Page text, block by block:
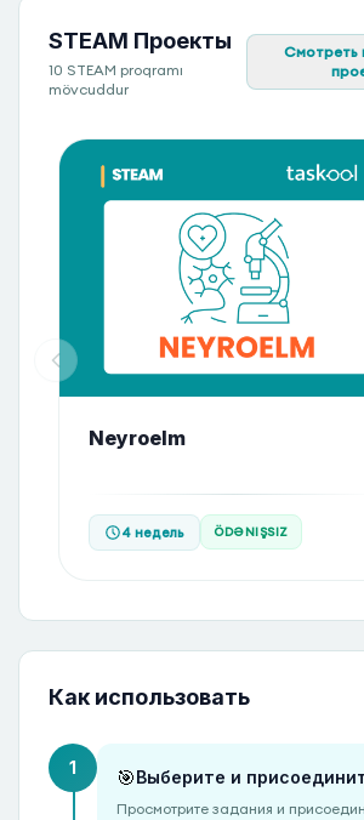
STEAM Проекты
10 STEAM proqramı
mövcuddur
Смотреть
Neyroelm
4 недель ÖDƏNIŞSIZ
Как использовать
1 🎯Выберите и
Просмотрите задания и